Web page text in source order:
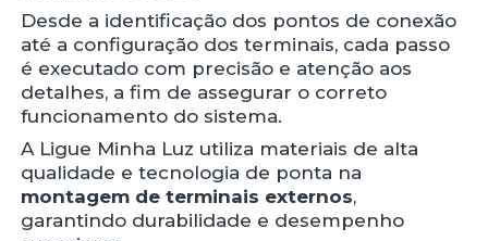
Desde a identificação dos pontos de conexão
até a configuração dos terminais, cada passo
é executado com precisão e atenção aos
detalhes, a fim de assegurar o correto
funcionamento do sistema.
A Ligue Minha Luz utiliza materiais de alta
qualidade e tecnologia de ponta na
montagem de terminais externos,
garantindo durabilidade e desempenho